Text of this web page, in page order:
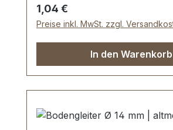
Regulärer Preis:
1,04 €
Preise inkl. MwSt. zzgl.
In den Warenkorb